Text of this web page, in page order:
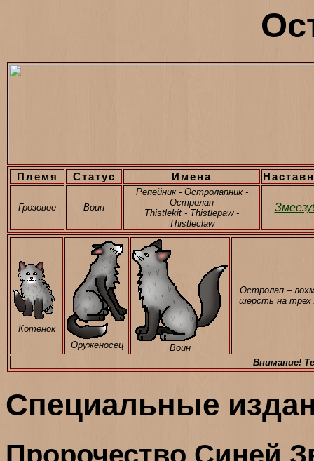
Племя Статус Имена
Грозовое Воин
Репейник - Остролапник -
Остролап
Thistlekit - Thistlepaw -
Thistleclaw
Котенок
Оруженосец
Воин
Остролап –
шерсть на трех
Внимание!
Специальные
Пророчество Синей